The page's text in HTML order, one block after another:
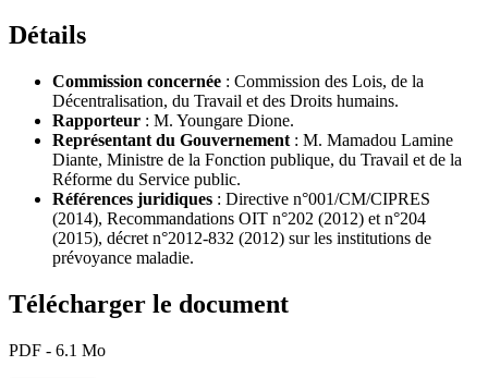
Détails
Commission concernée : Commission des Lois, de la
Décentralisation, du Travail et des Droits humains.
Rapporteur : M. Youngare Dione.
Représentant du Gouvernement : M. Mamadou Lamine
Diante, Ministre de la Fonction publique, du Travail et de la
Réforme du Service public.
Références juridiques : Directive n°001/CM/CIPRES
(2014), Recommandations OIT n°202 (2012) et n°204
(2015), décret n°2012-832 (2012) sur les institutions de
prévoyance maladie.
Télécharger le document
PDF - 6.1 Mo